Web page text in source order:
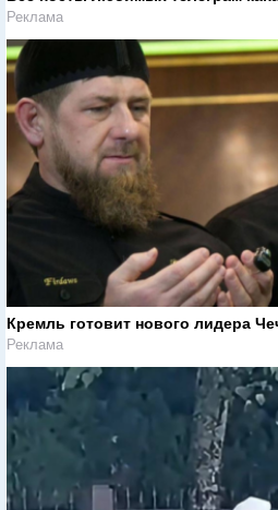
Реклама
Кремль готовит нового лидера
Реклама